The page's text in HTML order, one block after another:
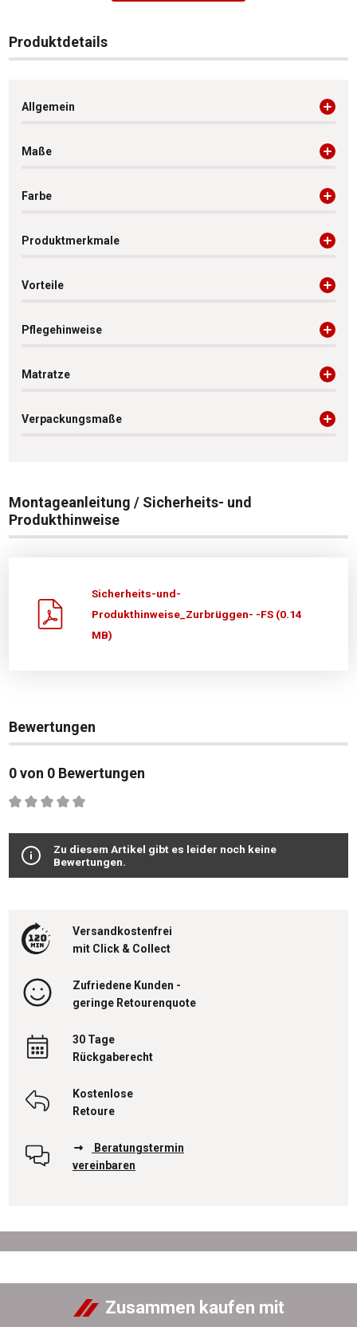
Produktdetails
Allgemein
Maße
Farbe
Produktmerkmale
Vorteile
Pflegehinweise
Matratze
Verpackungsmaße
Montageanleitung / Sicherheits- und
Produkthinweise
Sicherheits-und-
Produkthinweise_Zurbrüggen- -FS (0.14
MB)
Bewertungen
0 von 0 Bewertungen
Durchschnittliche Bewertung von 0 von 5 Sternen
Zu diesem Artikel gibt es leider noch keine
Bewertungen.
Versandkostenfrei
mit Click & Collect
Zufriedene Kunden -
geringe Retourenquote
30 Tage
Rückgaberecht
Kostenlose
Retoure
Beratungstermin
vereinbaren
Zusammen kaufen mit